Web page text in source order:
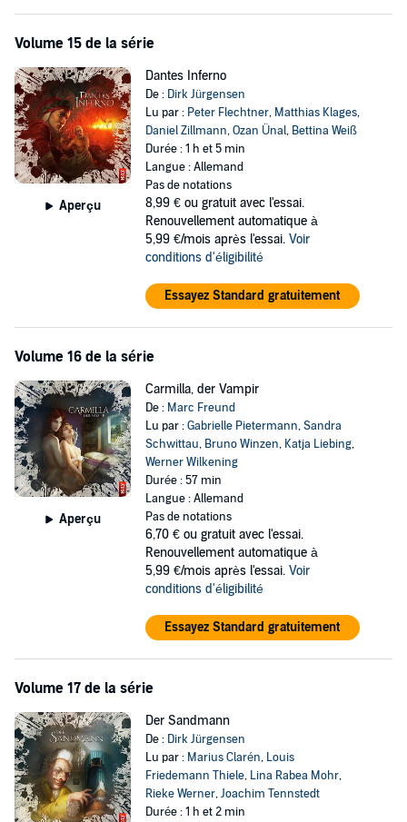
Volume 15 de la série
Aperçu
Dantes Inferno
De : Dirk Jürgensen
Lu par : Peter Flechtner, Matthias Klages,
Daniel Zillmann,Ozan Ünal, Bettina Weiß
Durée : 1 h et 5 min
Langue : Allemand
Pas de notations
8,99 € ou gratuit avec l'essai.
Renouvellement automatique à
5,99 €/mois après l'essai. Voir
conditions d'éligibilité
Essayez Standard gratuitement
Volume 16 de la série
Aperçu
Carmilla, der Vampir
De : Marc Freund
Lu par :Gabrielle Pietermann,Sandra
Schwittau, Bruno Winzen, Katja Liebing,
Werner Wilkening
Durée : 57 min
Langue : Allemand
Pas de notations
6,70 € ou gratuit avec l'essai.
Renouvellement automatique à
5,99 €/mois après l'essai. Voir
conditions d'éligibilité
Essayez Standard gratuitement
Volume 17 de la série
Der Sandmann
De : Dirk Jürgensen
Lu par : Marius Clarén, Louis
Friedemann Thiele, Lina Rabea Mohr,
Rieke Werner,Joachim Tennstedt
Durée : 1 h et 2 min